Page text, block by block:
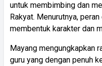
untuk membimbing dan
Rakyat. Menurutnya,
membentuk karakter dan
Mayang mengungkapkan
guru yang dengan penuh